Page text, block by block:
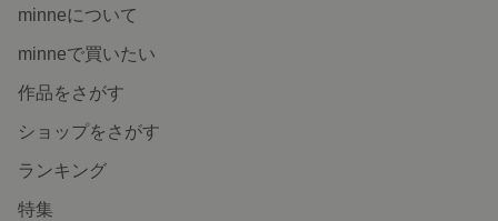
minneについて
minneで買いたい
作品をさがす
ショップをさがす
ランキング
特集